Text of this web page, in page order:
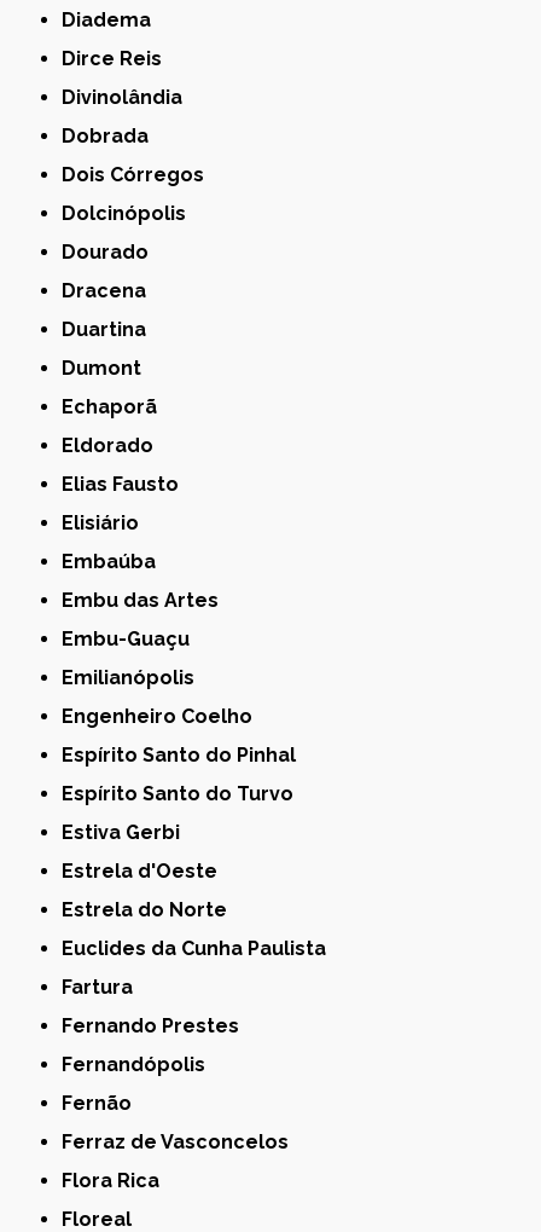
Diadema
Dirce Reis
Divinolândia
Dobrada
Dois Córregos
Dolcinópolis
Dourado
Dracena
Duartina
Dumont
Echaporã
Eldorado
Elias Fausto
Elisiário
Embaúba
Embu das Artes
Embu-Guaçu
Emilianópolis
Engenheiro Coelho
Espírito Santo do Pinhal
Espírito Santo do Turvo
Estiva Gerbi
Estrela d'Oeste
Estrela do Norte
Euclides da Cunha Paulista
Fartura
Fernando Prestes
Fernandópolis
Fernão
Ferraz de Vasconcelos
Flora Rica
Floreal